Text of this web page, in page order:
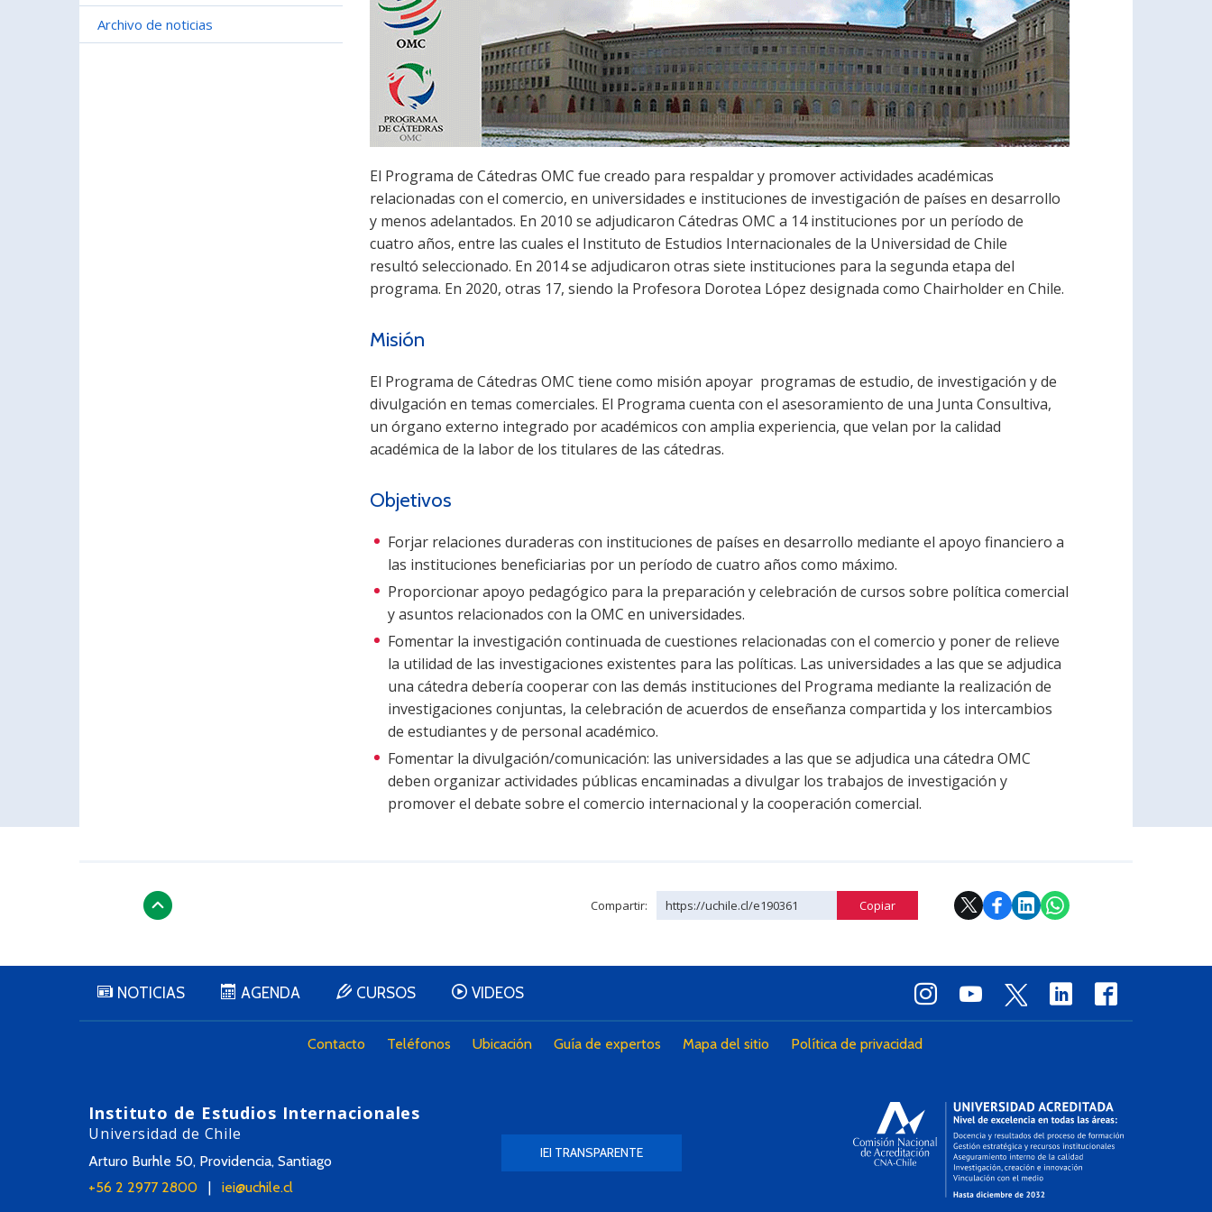
Archivo de noticias
El Programa de Cátedras OMC fue creado para respaldar y promover actividades académicas
relacionadas con el comercio, en universidades e instituciones de investigación de países en desarrollo
y menos adelantados. En 2010 se adjudicaron Cátedras OMC a 14 instituciones por un período de
cuatro años, entre las cuales el Instituto de Estudios Internacionales de la Universidad de Chile
resultó seleccionado. En 2014 se adjudicaron otras siete instituciones para la segunda etapa del
programa. En 2020, otras 17, siendo la Profesora Dorotea López designada como Chairholder en Chile.
Misión
El Programa de Cátedras OMC tiene como misión apoyar programas de estudio, de investigación y de
divulgación en temas comerciales. El Programa cuenta con el asesoramiento de una Junta Consultiva,
un órgano externo integrado por académicos con amplia experiencia, que velan por la calidad
académica de la labor de los titulares de las cátedras.
Objetivos
Forjar relaciones duraderas con instituciones de países en desarrollo mediante el apoyo financiero a
las instituciones beneficiarias por un período de cuatro años como máximo.
Proporcionar apoyo pedagógico para la preparación y celebración de cursos sobre política comercial
y asuntos relacionados con la OMC en universidades.
Fomentar la investigación continuada de cuestiones relacionadas con el comercio y poner de relieve
la utilidad de las investigaciones existentes para las políticas. Las universidades a las que se adjudica
una cátedra debería cooperar con las demás instituciones del Programa mediante la realización de
investigaciones conjuntas, la celebración de acuerdos de enseñanza compartida y los intercambios
de estudiantes y de personal académico.
Fomentar la divulgación/comunicación: las universidades a las que se adjudica una cátedra OMC
deben organizar actividades públicas encaminadas a divulgar los trabajos de investigación y
promover el debate sobre el comercio internacional y la cooperación comercial.
Compartir: https://uchile.cl/e190361 Copiar
NOTICIAS AGENDA CURSOS VIDEOS
Contacto Teléfonos Ubicación Guía de expertos Mapa del sitio Política de privacidad
Instituto de Estudios Internacionales
Universidad de Chile
Arturo Burhle 50, Providencia, Santiago
+56 2 2977 2800 | iei@uchile.cl
IEI TRANSPARENTE